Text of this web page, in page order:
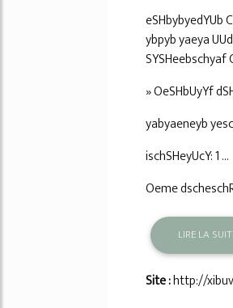
eSHbybyedYUb
ybpyb yaeya
SYSHeebschyaf
» OeSHbUyYf
yabyaeneyb
ischSHeyUcY: 1 ...
Oeme
LIRE LA
Site :http://